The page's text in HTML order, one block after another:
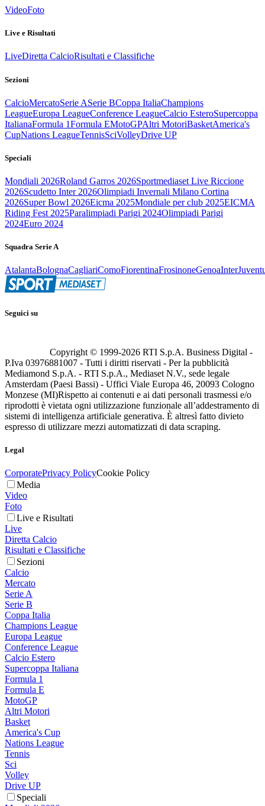
VideoFoto
Live e Risultati
LiveDiretta CalcioRisultati e Classifiche
Sezioni
CalcioMercatoSerie ASerie BCoppa ItaliaChampions
LeagueEuropa LeagueConference LeagueCalcio EsteroSupercoppa
ItalianaFormula 1Formula EMotoGPAltri MotoriBasketAmerica's
CupNations LeagueTennisSciVolleyDrive UP
Speciali
Mondiali 2026Roland Garros 2026Sportmediaset Live Riccione
2026Scudetto Inter 2026Olimpiadi Invernali Milano Cortina
2026Super Bowl 2026Eicma 2025Mondiale per club 2025EICMA
Riding Fest 2025Paralimpiadi Parigi 2024Olimpiadi Parigi
2024Euro 2024
Squadra Serie A
AtalantaBolognaCagliariComoFiorentinaFrosinoneGenoaInter
Seguici su
Copyright © 1999-2026 RTI S.p.A. Business Digital -
P.Iva 03976881007 - Tutti i diritti riservati - Per la pubblicità
Mediamond S.p.A. - RTI S.p.A., Mediaset N.V., sede legale
Amsterdam (Paesi Bassi) - Uffici Viale Europa 46, 20093 Cologno
Monzese (MI)Rispetto ai contenuti e ai dati personali trasmessi e/o
riprodotti è vietata ogni utilizzazione funzionale all’addestramento di
sistemi di intelligenza artificiale generativa. È altresì fatto divieto
espresso di utilizzare mezzi automatizzati di data scraping.
Legal
CorporatePrivacy PolicyCookie Policy
Media
Video
Foto
Live e Risultati
Live
Diretta Calcio
Risultati e Classifiche
Sezioni
Calcio
Mercato
Serie A
Serie B
Coppa Italia
Champions League
Europa League
Conference League
Calcio Estero
Supercoppa Italiana
Formula 1
Formula E
MotoGP
Altri Motori
Basket
America's Cup
Nations League
Tennis
Sci
Volley
Drive UP
Speciali